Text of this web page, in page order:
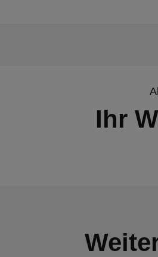
Ihr